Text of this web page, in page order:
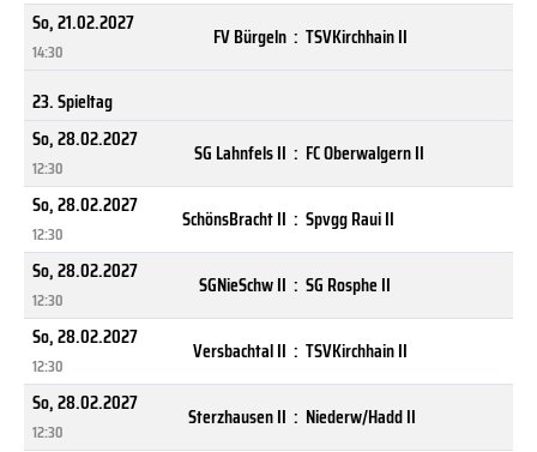
So, 21.02.2027
14:30
FV Bürgeln : TSVKirchhain II
23. Spieltag
So, 28.02.2027
12:30
SG Lahnfels II : FC Oberwalgern II
So, 28.02.2027
12:30
SchönsBracht II : Spvgg Raui II
So, 28.02.2027
12:30
SGNieSchw II : SG Rosphe II
So, 28.02.2027
12:30
Versbachtal II : TSVKirchhain II
So, 28.02.2027
12:30
Sterzhausen II : Niederw/Hadd II